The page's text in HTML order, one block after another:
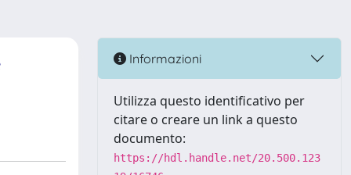
Informazioni
Utilizza questo identificativo per
citare o creare un link a questo
documento:
https://hdl.handle.net/20.500.123